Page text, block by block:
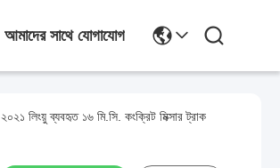
আমাদের সাথে যোগাযোগ
২০২১ লিংয়ু ব্যবহৃত ১৬ মি.সি. কংক্রিট মিক্সার ট্রাক